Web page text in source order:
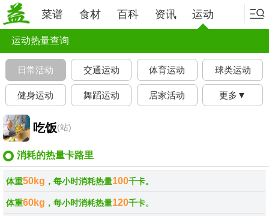
菜谱 食材 百科 资讯 运动
运动热量查询
日常活动 交通运动 体育运动 球类运动
健身运动 舞蹈运动 居家活动 更多▼
吃饭(站)
消耗的热量卡路里
体重50kg ，每小时消耗热量100千卡。
体重60kg ，每小时消耗热量120千卡。